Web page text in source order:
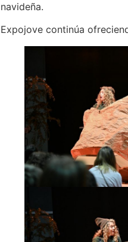
navideña.
Expojove continúa